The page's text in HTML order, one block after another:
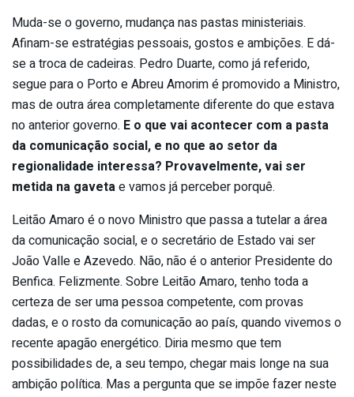
Muda-se o governo, mudança nas pastas ministeriais.
Afinam-se estratégias pessoais, gostos e ambições. E dá-
se a troca de cadeiras. Pedro Duarte, como já referido,
segue para o Porto e Abreu Amorim é promovido a Ministro,
mas de outra área completamente diferente do que estava
no anterior governo. E o que vai acontecer com a pasta
da comunicação social, e no que ao setor da
regionalidade interessa? Provavelmente, vai ser
metida na gavetae vamos já perceber porquê.
Leitão Amaro é o novo Ministro que passa a tutelar a área
da comunicação social, e o secretário de Estado vai ser
João Valle e Azevedo. Não, não é o anterior Presidente do
Benfica. Felizmente. Sobre Leitão Amaro, tenho toda a
certeza de ser uma pessoa competente, com provas
dadas, e o rosto da comunicação ao país, quando vivemos o
recente apagão energético. Diria mesmo que tem
possibilidades de, a seu tempo, chegar mais longe na sua
ambição política. Mas a pergunta que se impõe fazer neste